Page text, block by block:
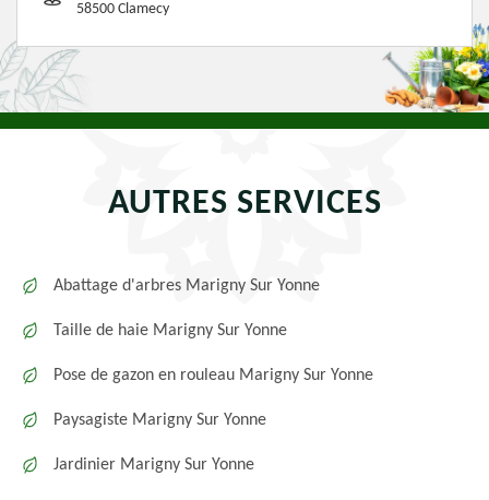
58500 Clamecy
AUTRES SERVICES
Abattage d'arbres Marigny Sur Yonne
Taille de haie Marigny Sur Yonne
Pose de gazon en rouleau Marigny Sur Yonne
Paysagiste Marigny Sur Yonne
Jardinier Marigny Sur Yonne